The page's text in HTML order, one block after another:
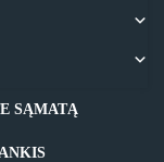
SĄMATĄ
WDH-4